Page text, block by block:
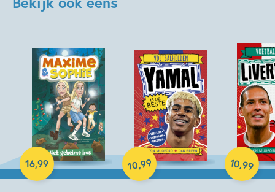
16,99
Hardcover
10,99
Hardcover 10,99
Hardcover